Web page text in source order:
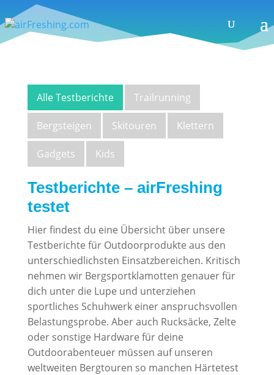
Alle Testberichte Trailrunning
Bergsteigen Skitouren Klettern
Gadgets Kids
Testberichte – airFreshing
testet
Hier findest du eine Übersicht über unsere
Testberichte für Outdoorprodukte aus den
unterschiedlichsten Einsatzbereichen. Kritisch
nehmen wir Bergsportklamotten genauer für
dich unter die Lupe und unterziehen
sportliches Schuhwerk einer anspruchsvollen
Belastungsprobe. Aber auch Rucksäcke, Zelte
oder sonstige Hardware für deine
Outdoorabenteuer müssen auf unseren
weltweiten Bergtouren so manchen Härtetest